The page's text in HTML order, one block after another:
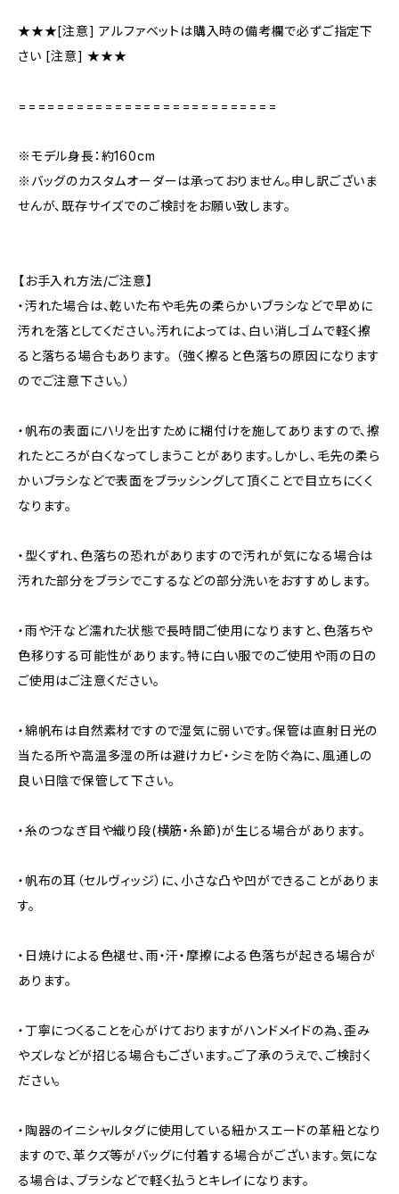
★★★[注意] アルファベットは購入時の備考欄で必ずご指定下
さい [注意] ★★★
===========================
※モデル身長：約160cm
※バッグのカスタムオーダーは承っておりません。申し訳ございま
せんが、既存サイズでのご検討をお願い致します。
【お手入れ方法/ご注意】
・汚れた場合は、乾いた布や毛先の柔らかいブラシなどで早めに
汚れを落としてください。汚れによっては、白い消しゴムで軽く擦
ると落ちる場合もあります。 （強く擦ると色落ちの原因になります
のでご注意下さい。）
・帆布の表面にハリを出すために糊付けを施してありますので、擦
れたところが白くなってしまうことがあります。しかし、毛先の柔ら
かいブラシなどで表面をブラッシングして頂くことで目立ちにくく
なります。
・型くずれ、色落ちの恐れがありますので汚れが気になる場合は
汚れた部分をブラシでこするなどの部分洗いをおすすめします。
・雨や汗など濡れた状態で長時間ご使用になりますと、色落ちや
色移りする可能性があります。特に白い服でのご使用や雨の日の
ご使用はご注意ください。
・綿帆布は自然素材ですので湿気に弱いです。保管は直射日光の
当たる所や高温多湿の所は避けカビ・シミを防ぐ為に、風通しの
良い日陰で保管して下さい。
・糸のつなぎ目や織り段(横筋・糸節)が生じる場合があります。
・帆布の耳（セルヴィッジ）に、小さな凸や凹ができることがありま
す。
・日焼けによる色褪せ、雨・汗・摩擦による色落ちが起きる場合が
あります。
・丁寧につくることを心がけておりますがハンドメイドの為、歪み
やズレなどが招じる場合もございます。ご了承のうえで、ご検討く
ださい。
・陶器のイニシャルタグに使用している紐かスエードの革紐となり
ますので、革クズ等がバッグに付着する場合がございます。気にな
る場合は、ブラシなどで軽く払うとキレイになります。